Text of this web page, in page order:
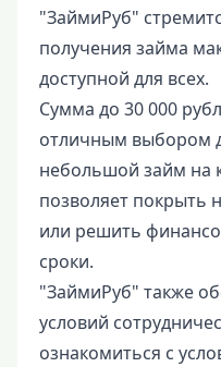
"ЗаймиРуб"
получения займа
доступной для всех.
Сумма до 30 000
отличным выбором
небольшой займ на
позволяет покрыть
или решить
сроки.
"ЗаймиРуб" также
условий
ознакомиться с